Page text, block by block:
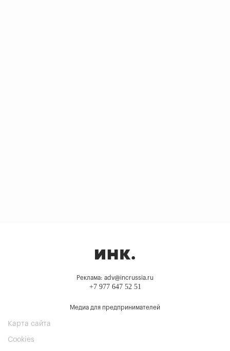
Реклама: adv@incrussia.ru
+7 977 647 52 51
Медиа для предпринимателей
Карта сайта
Cookies